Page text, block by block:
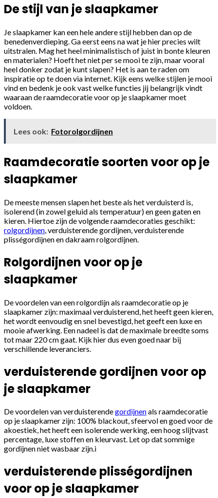
De stijl van je slaapkamer
Je slaapkamer kan een hele andere stijl hebben dan op de
benedenverdieping. Ga eerst eens na wat je hier precies wilt
uitstralen. Mag het heel minimalistisch of juist in bonte kleuren
en materialen? Hoeft het niet per se mooi te zijn, maar vooral
heel donker zodat je kunt slapen? Het is aan te raden om
inspiratie op te doen via internet. Kijk eens welke stijlen je mooi
vind en bedenk je ook vast welke functies jij belangrijk vindt
waaraan de raamdecoratie voor op je slaapkamer moet
voldoen.
Lees ook: Fotorolgordijnen
Raamdecoratie soorten voor op je
slaapkamer
De meeste mensen slapen het beste als het verduisterd is,
isolerend (in zowel geluid als temperatuur) en geen gaten en
kieren. Hiertoe zijn de volgende raamdecoraties geschikt:
rolgordijnen, verduisterende gordijnen, verduisterende
plisségordijnen en dakraam rolgordijnen.
Rolgordijnen voor op je
slaapkamer
De voordelen van een rolgordijn als raamdecoratie op je
slaapkamer zijn: maximaal verduisterend, het heeft geen kieren,
het wordt eenvoudig en snel bevestigd, het geeft een luxe en
mooie afwerking. Een nadeel is dat de maximale breedte soms
tot maar 220 cm gaat. Kijk hier dus even goed naar bij
verschillende leveranciers.
verduisterende gordijnen voor op
je slaapkamer
De voordelen van verduisterendegordijnenals raamdecoratie
op je slaapkamer zijn: 100% blackout, sfeervol en goed voor de
akoestiek, het heeft een isolerende werking, een hoog slijtvast
percentage, luxe stoffen en kleurvast. Let op dat sommige
gordijnen niet wasbaar zijn.i
verduisterende plisségordijnen
voor op je slaapkamer